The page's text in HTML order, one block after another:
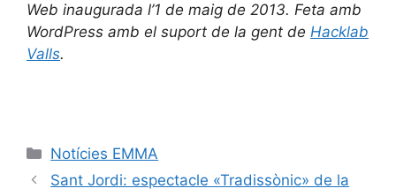
Web inaugurada l’1 de maig de 2013. Feta amb
WordPress amb el suport de la gent de Hacklab
Valls.
Notícies EMMA
Sant Jordi: espectacle «Tradissònic» de la